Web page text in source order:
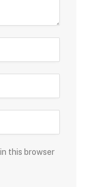
this browser